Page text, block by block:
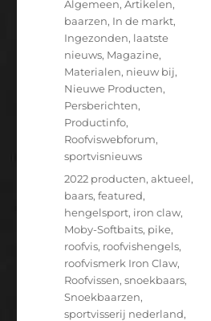
Categorieën
Algemeen,Artikelen,
baarzen, In de markt,
Ingezonden, laatste
nieuws, Magazine,
Materialen, nieuw bij,
Nieuwe Producten,
Persberichten,
Productinfo,
Roofviswebforum,
sportvisnieuws
Tags
2022 producten,aktueel,
baars,featured,
hengelsport, iron claw,
Moby-Softbaits, pike,
roofvis, roofvishengels,
roofvismerk Iron Claw,
Roofvissen,snoekbaars,
Snoekbaarzen,
sportvisserij nederland,